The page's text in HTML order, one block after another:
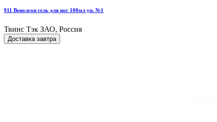
911 Венолгон гель для ног 100мл уп. №1
Твинс Тэк ЗАО, Россия
Доставка завтра